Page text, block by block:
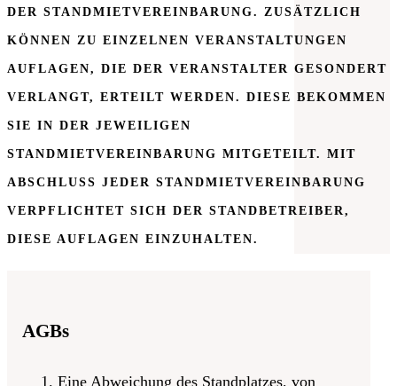
DER STANDMIETVEREINBARUNG. ZUSÄTZLICH
KÖNNEN ZU EINZELNEN VERANSTALTUNGEN
AUFLAGEN, DIE DER VERANSTALTER GESONDERT
VERLANGT, ERTEILT WERDEN. DIESE BEKOMMEN
SIE IN DER JEWEILIGEN
STANDMIETVEREINBARUNG MITGETEILT. MIT
ABSCHLUSS JEDER STANDMIETVEREINBARUNG
VERPFLICHTET SICH DER STANDBETREIBER,
DIESE AUFLAGEN EINZUHALTEN.
AGBs
Eine Abweichung des Standplatzes, von